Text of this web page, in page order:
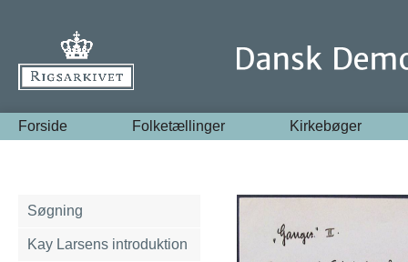
Forside Folketællinger Kirkebøger
Søgning
Kay Larsens introduktion